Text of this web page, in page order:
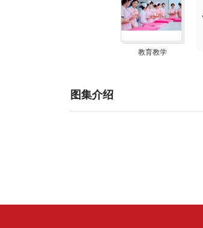
教育教学
图集介绍